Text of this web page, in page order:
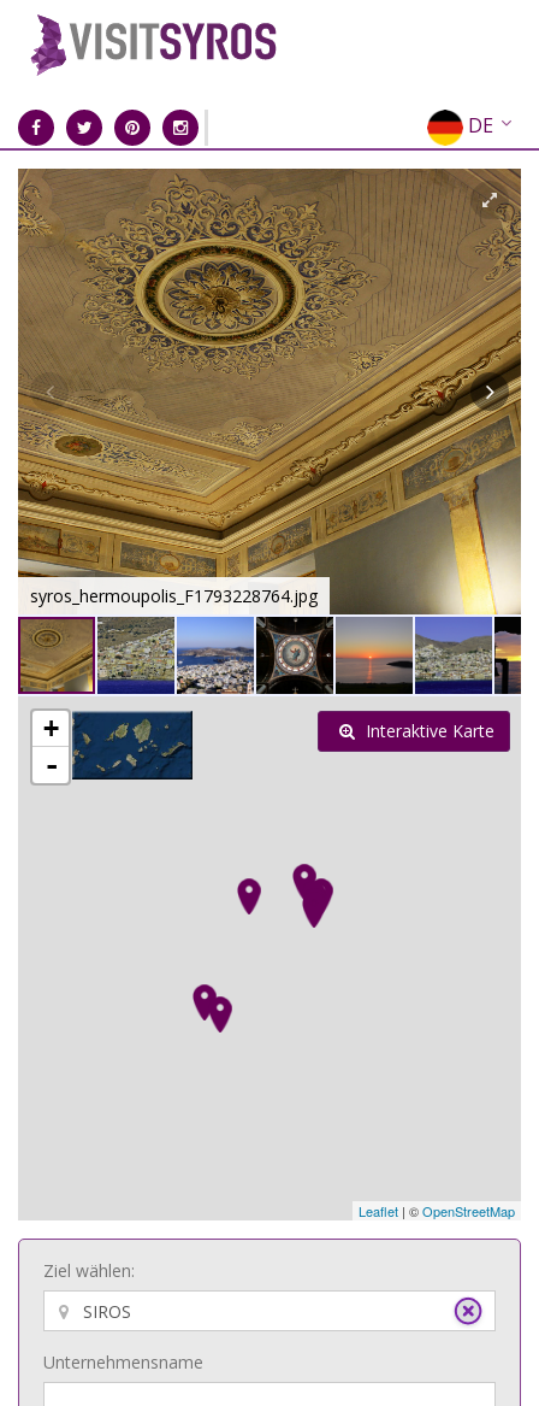
DE
EN
EL
FR
IT
ES
RU
CN
syros_hermoupolis_F1793228764.jpg
+
-
Leaflet | ©OpenStreetMap
Interaktive Karte
Ziel wählen:
Unternehmensname